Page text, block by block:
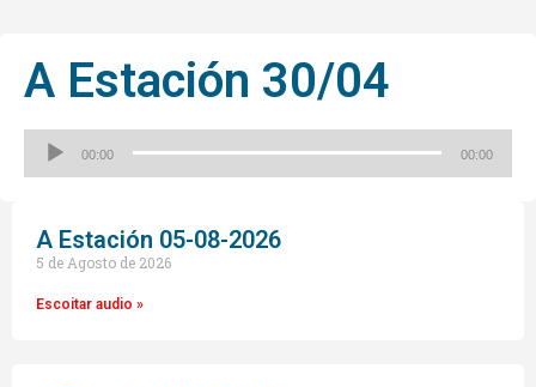
A Estación 30/04
00:00 00:00
A Estación 05-08-2026
5 de Agosto de 2026
Escoitar audio »